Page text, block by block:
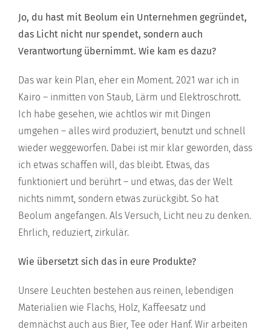
Jo, du hast mit Beolum ein Unternehmen gegründet,
das Licht nicht nur spendet, sondern auch
Verantwortung übernimmt. Wie kam es dazu?
Das war kein Plan, eher ein Moment. 2021 war ich in
Kairo – inmitten von Staub, Lärm und Elektroschrott.
Ich habe gesehen, wie achtlos wir mit Dingen
umgehen – alles wird produziert, benutzt und schnell
wieder weggeworfen. Dabei ist mir klar geworden, dass
ich etwas schaffen will, das bleibt. Etwas, das
funktioniert und berührt – und etwas, das der Welt
nichts nimmt, sondern etwas zurückgibt. So hat
Beolum angefangen. Als Versuch, Licht neu zu denken.
Ehrlich, reduziert, zirkulär.
Wie übersetzt sich das in eure Produkte?
Unsere Leuchten bestehen aus reinen, lebendigen
Materialien wie Flachs, Holz, Kaffeesatz und
demnächst auch aus Bier, Tee oder Hanf. Wir arbeiten